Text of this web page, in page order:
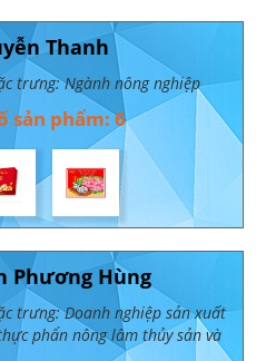
Thanh
trưng: Ngành nông nghiệp
sản phẩm: 6
Phương Hùng
trưng: Doanh nghiệp sản xuất
phẩn nông lâm thủy sản và